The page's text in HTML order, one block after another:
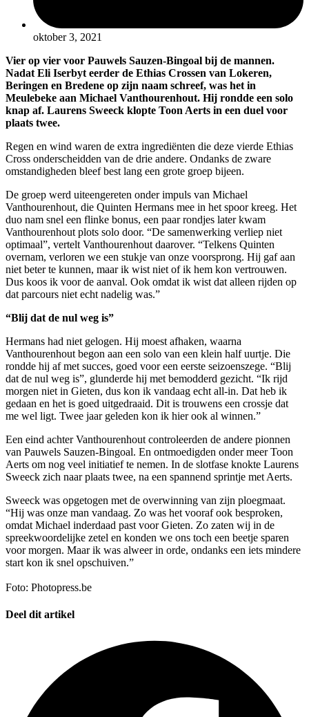
oktober 3, 2021
Vier op vier voor Pauwels Sauzen-Bingoal bij de mannen.
Nadat Eli Iserbyt eerder de Ethias Crossen van Lokeren,
Beringen en Bredene op zijn naam schreef, was het in
Meulebeke aan Michael Vanthourenhout. Hij rondde een solo
knap af. Laurens Sweeck klopte Toon Aerts in een duel voor
plaats twee.
Regen en wind waren de extra ingrediënten die deze vierde Ethias
Cross onderscheidden van de drie andere. Ondanks de zware
omstandigheden bleef best lang een grote groep bijeen.
De groep werd uiteengereten onder impuls van Michael
Vanthourenhout, die Quinten Hermans mee in het spoor kreeg. Het
duo nam snel een flinke bonus, een paar rondjes later kwam
Vanthourenhout plots solo door. “De samenwerking verliep niet
optimaal”, vertelt Vanthourenhout daarover. “Telkens Quinten
overnam, verloren we een stukje van onze voorsprong. Hij gaf aan
niet beter te kunnen, maar ik wist niet of ik hem kon vertrouwen.
Dus koos ik voor de aanval. Ook omdat ik wist dat alleen rijden op
dat parcours niet echt nadelig was.”
“Blij dat de nul weg is”
Hermans had niet gelogen. Hij moest afhaken, waarna
Vanthourenhout begon aan een solo van een klein half uurtje. Die
rondde hij af met succes, goed voor een eerste seizoenszege. “Blij
dat de nul weg is”, glunderde hij met bemodderd gezicht. “Ik rijd
morgen niet in Gieten, dus kon ik vandaag echt all-in. Dat heb ik
gedaan en het is goed uitgedraaid. Dit is trouwens een crossje dat
me wel ligt. Twee jaar geleden kon ik hier ook al winnen.”
Een eind achter Vanthourenhout controleerden de andere pionnen
van Pauwels Sauzen-Bingoal. En ontmoedigden onder meer Toon
Aerts om nog veel initiatief te nemen. In de slotfase knokte Laurens
Sweeck zich naar plaats twee, na een spannend sprintje met Aerts.
Sweeck was opgetogen met de overwinning van zijn ploegmaat.
“Hij was onze man vandaag. Zo was het vooraf ook besproken,
omdat Michael inderdaad past voor Gieten. Zo zaten wij in de
spreekwoordelijke zetel en konden we ons toch een beetje sparen
voor morgen. Maar ik was alweer in orde, ondanks een iets mindere
start kon ik snel opschuiven.”
Foto: Photopress.be
Deel dit artikel